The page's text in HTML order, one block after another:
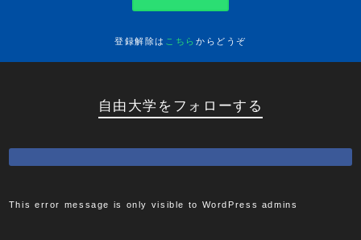
登録解除は こちら からどうぞ
自由大学をフォローする
This error message is only visible to WordPress admins